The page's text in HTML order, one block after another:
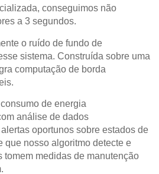
conseguimos não
a 3 segundos.
o ruído de fundo de
sistema. Construída sobre uma
computação de borda
de energia
análise de dados
oportunos sobre estados de
que nosso algoritmo detecte e
medidas de manutenção